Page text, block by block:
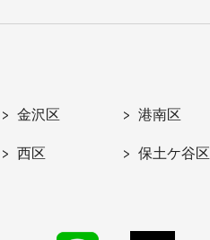
金沢区 港南区
西区 保土ケ谷区